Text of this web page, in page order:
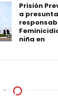
Prisión
a
niña en